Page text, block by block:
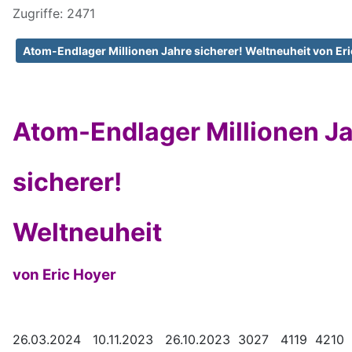
Zugriffe: 2471
Atom-Endlager Millionen Jahre sicherer! Weltneuheit von
Atom-Endlager Millionen
sicherer!
Weltneuheit
von Eric Hoyer
26.03.2024 10.11.2023 26.10.2023 3027 4119 4210